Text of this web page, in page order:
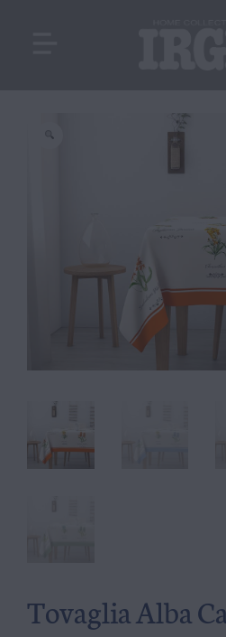
Tovaglia Alba